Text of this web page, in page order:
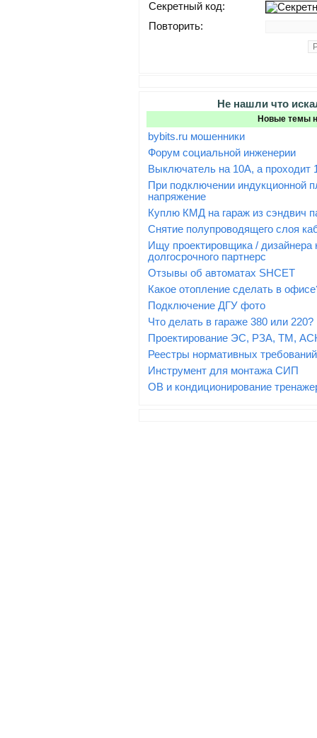
Секретный код:
Повторить:
Не нашли что
Новые темы
bybits.ru мошенники
Форум социальной инженерии
Выключатель на 10А, а проходит
При подключении индукционной
напряжение
Куплю КМД на гараж из сэндвич
Снятие полупроводящего слоя
Ищу проектировщика /
долгосрочного партнерс
Отзывы об автоматах SHCET
Какое отопление сделать в
Подключение ДГУ фото
Что делать в гараже 380 или 220?
Проектирование ЭС, РЗА, ТМ,
Реестры нормативных
Инструмент для монтажа СИП
ОВ и кондиционирование